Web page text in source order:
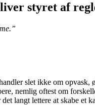
styret af
slet ikke om opvask,
nemlig oftest om
langt lettere at skabe